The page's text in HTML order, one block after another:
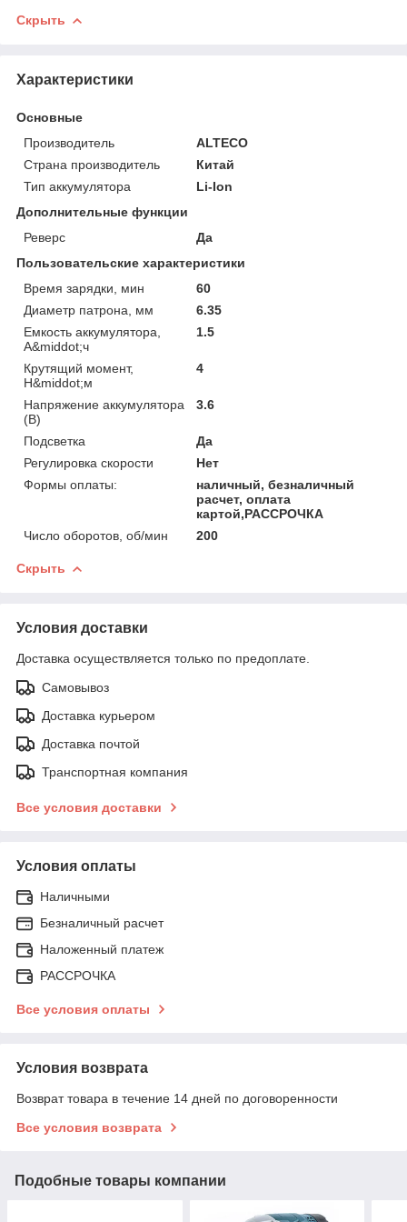
Скрыть
Характеристики
Основные
Производитель
ALTECO
Страна производитель
Китай
Тип аккумулятора
Li-Ion
Дополнительные функции
Реверс
Да
Пользовательские характеристики
Время зарядки, мин
60
Диаметр патрона, мм
6.35
Емкость аккумулятора,
А&middot;ч
1.5
Крутящий момент,
Н&middot;м
4
Напряжение аккумулятора
(В)
3.6
Подсветка
Да
Регулировка скорости
Нет
Формы оплаты:
наличный, безналичный
расчет, оплата
картой,РАССРОЧКА
Число оборотов, об/мин
200
Скрыть
Условия доставки
Доставка осуществляется только по предоплате.
Самовывоз
Доставка курьером
Доставка почтой
Транспортная компания
Все условия доставки
Условия оплаты
Наличными
Безналичный расчет
Наложенный платеж
РАССРОЧКА
Все условия оплаты
Условия возврата
Возврат товара в течение 14 дней по договоренности
Все условия возврата
Подобные товары компании